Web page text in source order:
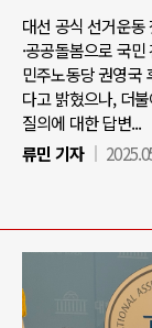
대선 공식 선거운
·공공돌봄으로 국
민주노동당 권영국
다고 밝혔으나, 더
질의에 대한 답변...
류민 기자